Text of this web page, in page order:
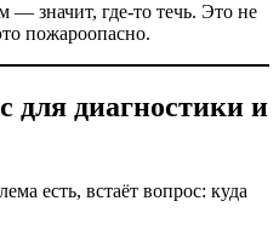
— значит, где-то течь. Это не
пожароопасно.
для диагностики и
есть, встаёт вопрос: куда